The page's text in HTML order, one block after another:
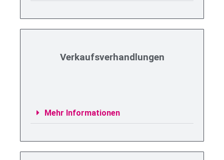
Verkaufsverhandlungen
Mehr Informationen